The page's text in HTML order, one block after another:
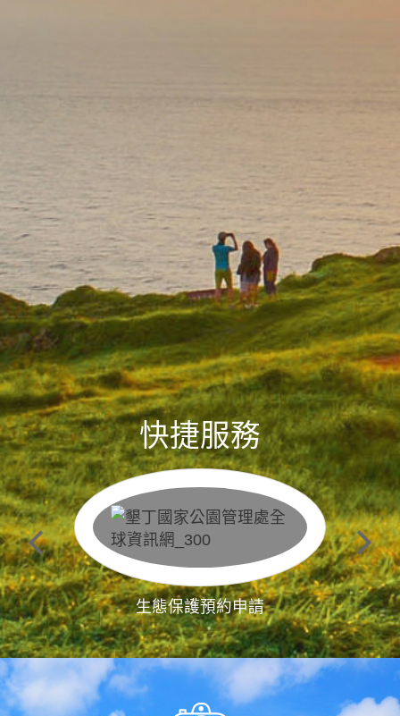
快捷服務
生態保護預約申請